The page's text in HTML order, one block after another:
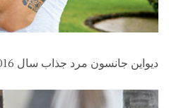
دیواین جانسون مرد جذاب سال 2016